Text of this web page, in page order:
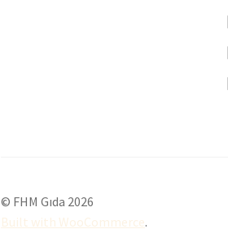
© FHM Gıda 2026
Built with WooCommerce.